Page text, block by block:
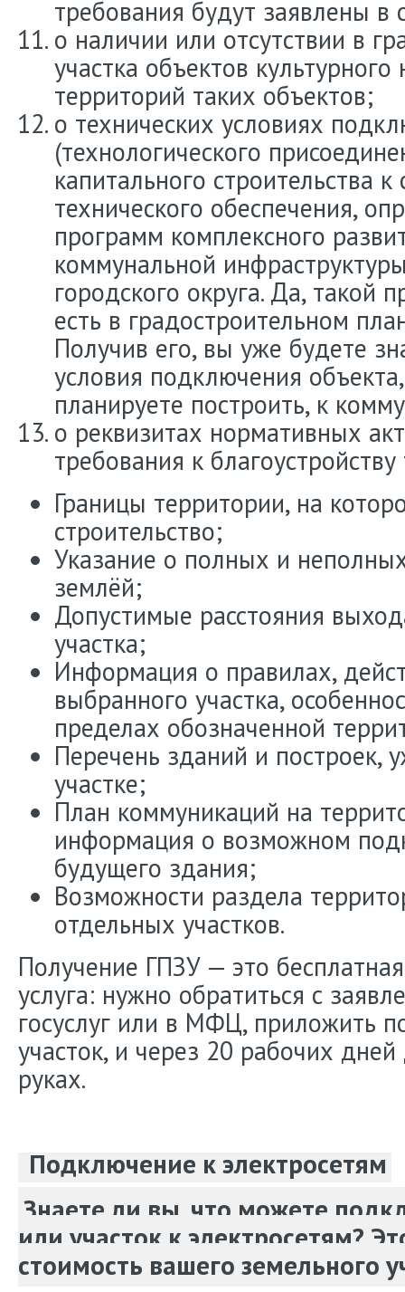
требования будут заявлены в
о наличии или отсутствии в
участка объектов
территорий таких объектов;
о технических условиях
(технологического
капитального строительства
технического обеспечения,
программ комплексного
коммунальной
городского округа. Да, такой
есть в градостроительном
Получив его, вы уже будете
условия подключения
планируете построить, к
о реквизитах нормативных
требования к
Границы территории, на
строительство;
Указание о полных и
землёй;
Допустимые расстояния
участка;
Информация о правилах,
выбранного участка,
пределах обозначенной
Перечень зданий и построек,
участке;
План коммуникаций на
информация о возможном
будущего здания;
Возможности раздела
отдельных участков.
Получение ГПЗУ — это
услуга: нужно обратиться с
госуслуг или в МФЦ, приложить
участок, и через 20 рабочих
руках.
Подключение к электросетям
Знаете ли вы, что можете
или участок к электросетям?
стоимость вашего земельного